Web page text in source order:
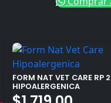
FORM NAT VET CARE RP
HIPOALERGENICA